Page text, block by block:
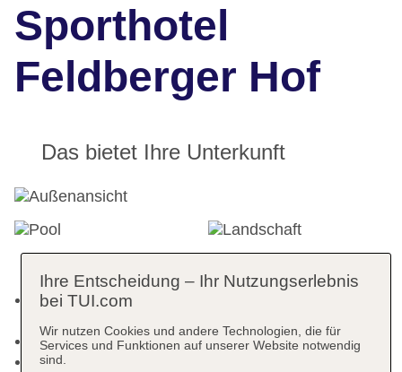
Sporthotel
Feldberger Hof
Das bietet Ihre Unterkunft
Kurtaxe/Ökotaxe/Touristensteuer zahlbar vor Ort:
Check-in Zeit ab 16:00 Uhr
Check-out Zeit bis 10:00 Uhr
Ihre Entscheidung – Ihr Nutzungserlebnis
bei TUI.com
Wir nutzen Cookies und andere Technologien, die für
Services und Funktionen auf unserer Website notwendig
sind.